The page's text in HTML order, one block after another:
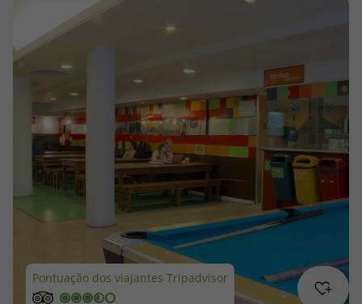
Disneyland ® Paris
Escapadinhas
Cruzeiros
Promoções
Especialistas
Cheque Viagem
Rede de Lojas
Pontuação dos viajantes Tripadvisor